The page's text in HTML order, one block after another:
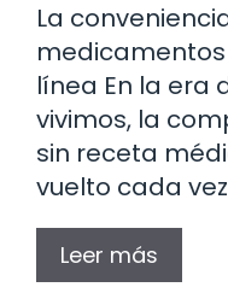
La
línea En la era
vivimos, la
sin receta
vuelto cada
Leer más